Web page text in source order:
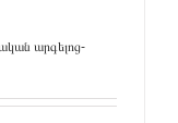
արգելոց-